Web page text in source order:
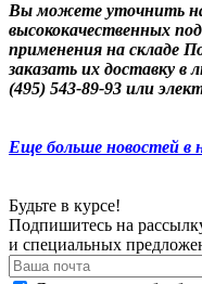
Вы можете уточнить
высококачественных
применения на складе
заказать их доставку в
(495) 543-89-93 или
Еще больше новостей в
Будьте в курсе!
Подпишитесь на
и специальных